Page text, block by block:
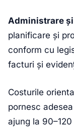
Administrare
planificare și
conform cu
facturi și
Costurile
pornesc
ajung la